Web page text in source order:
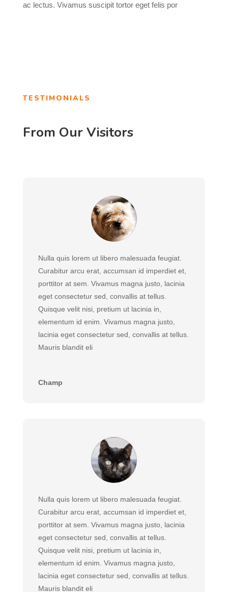
ac lectus. Vivamus suscipit tortor eget felis por
TESTIMONIALS
From Our Visitors
Nulla quis lorem ut libero malesuada feugiat.
Curabitur arcu erat, accumsan id imperdiet et,
porttitor at sem. Vivamus magna justo, lacinia
eget consectetur sed, convallis at tellus.
Quisque velit nisi, pretium ut lacinia in,
elementum id enim. Vivamus magna justo,
lacinia eget consectetur sed, convallis at tellus.
Mauris blandit eli
Champ
Nulla quis lorem ut libero malesuada feugiat.
Curabitur arcu erat, accumsan id imperdiet et,
porttitor at sem. Vivamus magna justo, lacinia
eget consectetur sed, convallis at tellus.
Quisque velit nisi, pretium ut lacinia in,
elementum id enim. Vivamus magna justo,
lacinia eget consectetur sed, convallis at tellus.
Mauris blandit eli